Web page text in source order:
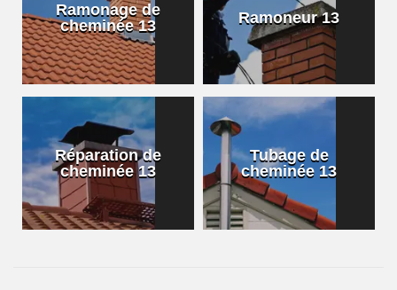
Ramonage de
cheminée 13
Ramoneur 13
Réparation de
cheminée 13
Tubage de
cheminée 13